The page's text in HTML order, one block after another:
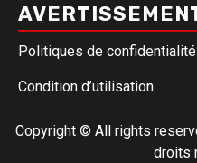
Politiques de confidentialité
Condition d’utilisation
Copyright © All rights
droits